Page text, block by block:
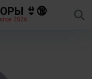
👙🔞
2026